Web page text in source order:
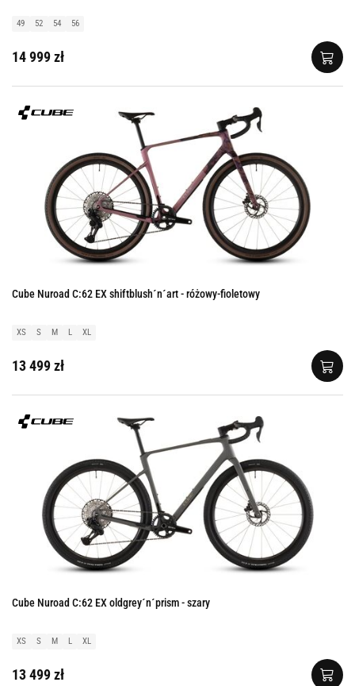
49 52 54 56
14 999 zł
Cube Nuroad C:62 EX shiftblush´n´art - różowy-fioletowy
XS S M L XL
13 499 zł
Cube Nuroad C:62 EX oldgrey´n´prism - szary
XS S M L XL
13 499 zł